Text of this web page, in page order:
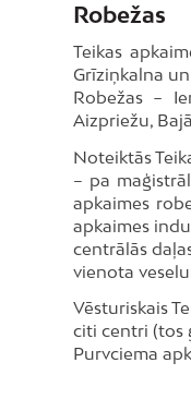
Robežas
Teikas
Grīziņkalna
Robežas −
Aizpriežu,
Noteiktās
– pa
apkaimes
apkaimes
centrālās
vienota
Vēsturiskais
citi centri (tos
Purvciema